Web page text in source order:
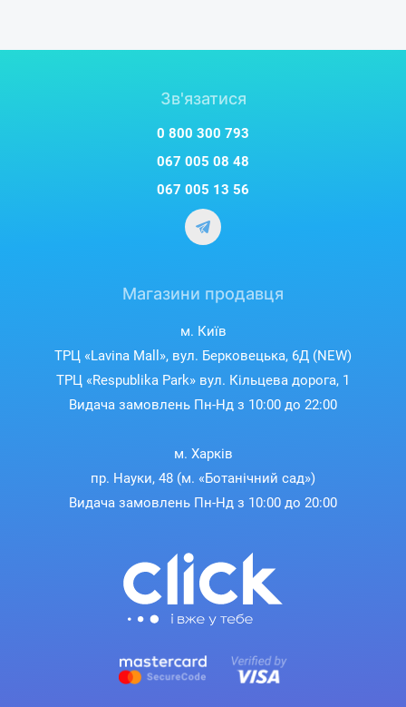
Зв'язатися
0 800 300 793
067 005 08 48
067 005 13 56
Магазини продавця
м. Київ
ТРЦ «Lavina Mall», вул. Берковецька, 6Д (NEW)
ТРЦ «Respublika Park» вул. Кільцева дорога, 1
Видача замовлень Пн-Нд з 10:00 до 22:00
м. Харків
пр. Науки, 48 (м. «Ботанічний сад»)
Видача замовлень Пн-Нд з 10:00 до 20:00